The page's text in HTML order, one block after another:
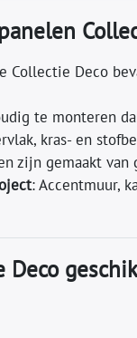
Collectie Deco
te monteren
kras- en
zijn gemaakt van
: Accentmuur,